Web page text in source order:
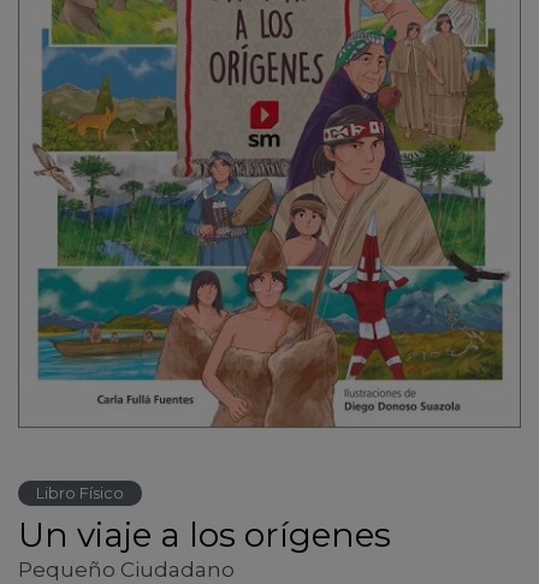
Libro Físico
Un viaje a los orígenes
Pequeño Ciudadano